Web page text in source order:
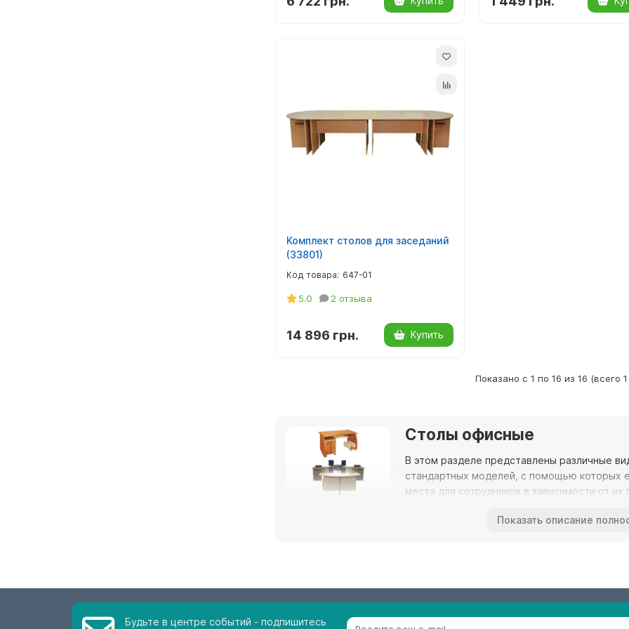
Комплект столов для заседаний
(33801)
647-01
5.0 2 отзыва
14 896 грн. Купить
Показано с 1 по 16 из 16 (всего
Столы офисные
В этом разделе представлены различные
стандартных моделей, с помощью которых
места для сотрудников в зависимости от
Но в основном самый стандартный, не дорогой вариант столов
Показать описание
Будьте в центре событий - подпишитесь